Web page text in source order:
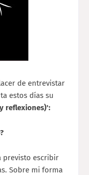
de entrevistar
estos días su
reflexiones)':
previsto escribir
Sobre mi forma